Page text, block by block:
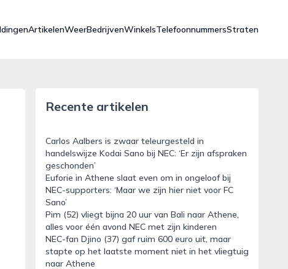
ArtikelenWeerBedrijvenWinkelsTelefoonnummersStraten
Recente artikelen
Carlos Aalbers is zwaar teleurgesteld in
handelswijze Kodai Sano bij NEC: ‘Er zijn afspraken
geschonden’
Euforie in Athene slaat even om in ongeloof bij
NEC-supporters: ‘Maar we zijn hier niet voor FC
Sano’
Pim (52) vliegt bijna 20 uur van Bali naar Athene,
alles voor één avond NEC met zijn kinderen
NEC-fan Djino (37) gaf ruim 600 euro uit, maar
stapte op het laatste moment niet in het vliegtuig
naar Athene